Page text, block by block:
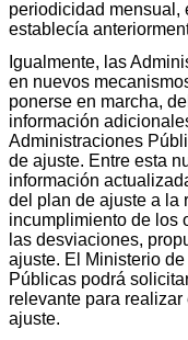
periodicidad mensual,
establecía
Igualmente, las
en nuevos
ponerse en marcha,
información
Administraciones
de ajuste. Entre esta
información
del plan de ajuste a la
incumplimiento de los
las desviaciones,
ajuste. El Ministerio
Públicas podrá
relevante para
ajuste.